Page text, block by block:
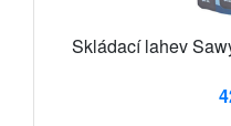
Skládací lahev